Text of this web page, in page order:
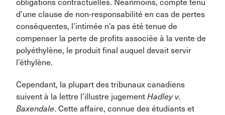
obligations contractuelles. Néanmoins, compte tenu
d’une clause de non-responsabilité en cas de pertes
conséquentes, l’intimée n’a pas été tenue de
compenser la perte de profits associée à la vente de
polyéthylène, le produit final auquel devait servir
l’éthylène.
Cependant, la plupart des tribunaux canadiens
suivent à la lettre l’illustre jugement Hadley v.
Baxendale. Cette affaire, connue des étudiants et